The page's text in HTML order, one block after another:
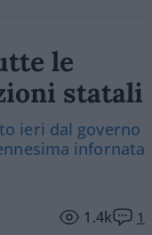
le
statali
ieri dal governo
infornata
1.4k 1